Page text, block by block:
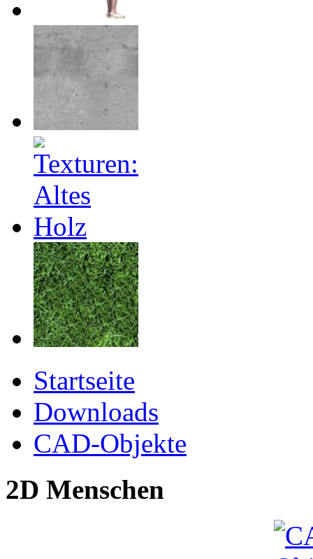
Startseite
Downloads
CAD-Objekte
2D Menschen